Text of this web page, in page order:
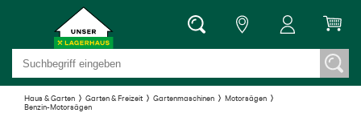
Haus & Garten Garten & Freizeit Gartenmaschinen
Motorsägen
Benzin-Motorsägen